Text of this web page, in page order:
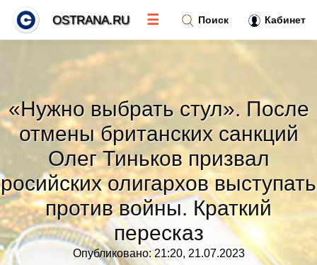
«Нужно выбрать стул». После
отмены британских санкций
Олег Тиньков призвал
росийских олигархов выступать
против войны. Краткий
пересказ
Опубликовано: 21:20, 21.07.2023
Поиск Кабинет
OSTRANA.RU ☰
Новости
Тренды новостей »
Рубрики»
Правила »
»